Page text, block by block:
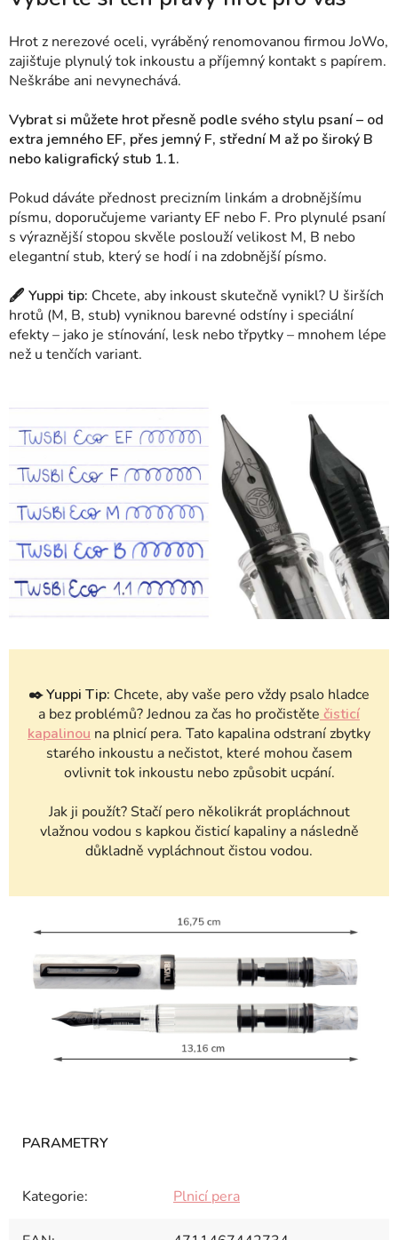
Hrot z nerezové oceli, vyráběný renomovanou firmou JoWo,
zajišťuje plynulý tok inkoustu a příjemný kontakt s papírem.
Neškrábe ani nevynechává.
Vybrat si můžete hrot přesně podle svého stylu psaní – od
extra jemného EF, přes jemný F, střední M až po široký B
nebo kaligrafický stub 1.1.
Pokud dáváte přednost precizním linkám a drobnějšímu
písmu, doporučujeme varianty EF nebo F. Pro plynulé psaní
s výraznější stopou skvěle poslouží velikost M, B nebo
elegantní stub, který se hodí i na zdobnější písmo.
🖋 Yuppi tip: Chcete, aby inkoust skutečně vynikl? U širších
hrotů (M, B, stub) vyniknou barevné odstíny i speciální
efekty – jako je stínování, lesk nebo třpytky – mnohem lépe
než u tenčích variant.
✒️Yuppi Tip: Chcete, aby vaše pero vždy psalo hladce
a bez problémů? Jednou za čas ho pročistěte čisticí
kapalinou na plnicí pera. Tato kapalina odstraní zbytky
starého inkoustu a nečistot, které mohou časem
ovlivnit tok inkoustu nebo způsobit ucpání.
Jak ji použít? Stačí pero několikrát propláchnout
vlažnou vodou s kapkou čisticí kapaliny a následně
důkladně vypláchnout čistou vodou.
Kategorie: Plnicí pera